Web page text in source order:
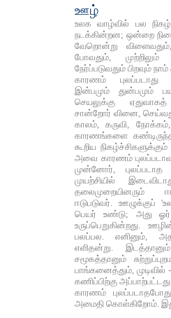
ஊழ்
உலக வாழ்வில் பல
நடக்கின்றன; ஒன்றை
வேறொன்று
போவதும்,
நேர்ப்படுவதும் பிறவும்
காரணம் புலப்படாது
இன்பமும் துன்பமும்
செயலுக்கு
சான்றோர் வினை,
காலம், கருவி,
காரணங்களை
கூறிய
அவை காரணம்
முன்னோர்,
முயற்சியில்
தலைமுறையினரும்
ஈடுபடுவர். ஊழுக்குப்
பெயர் உண்டு; அது ஓர்
உருப்பெறுகின்றது.
பலப்பல. எனினும்,
எளிதன்று.
சமூகத்தானும்
பாங்கனைத்தும், முடிவில்
கணிப்பிற்கு
காரணம்
அமைதி கொள்கிறோம்.